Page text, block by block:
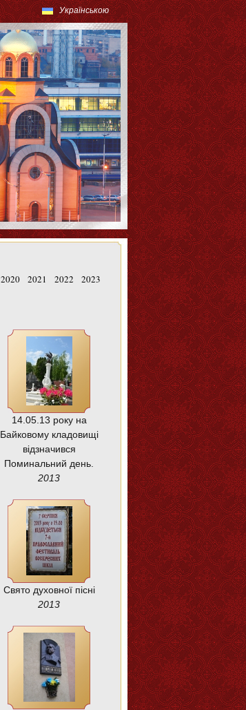
Українською
2020 2021 2022
2023
14.05.13 року на
Байковому кладовищі
відзначився
Поминальний день.
2013
Свято духовної пісні
2013